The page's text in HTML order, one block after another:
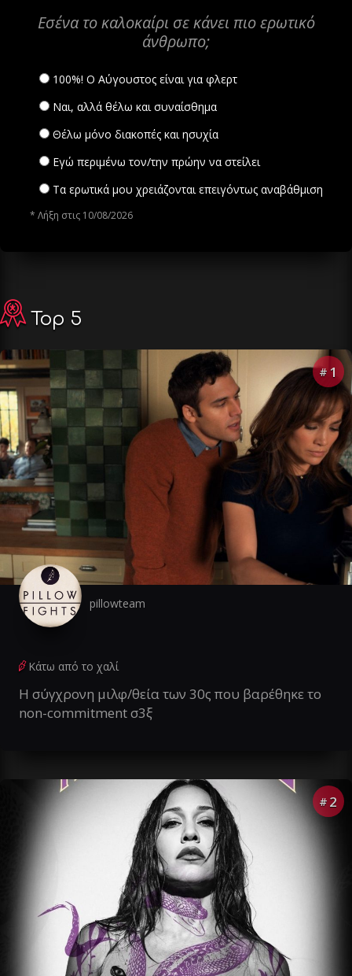
Εσένα το καλοκαίρι σε κάνει πιο ερωτικό
άνθρωπο;
100%! Ο Αύγουστος είναι για φλερτ
Ναι, αλλά θέλω και συναίσθημα
Θέλω μόνο διακοπές και ησυχία
Εγώ περιμένω τον/την πρώην να στείλει
Τα ερωτικά μου χρειάζονται επειγόντως αναβάθμιση
* Λήξη στις 10/08/2026
Top 5
# 1
pillowteam
Κάτω από το χαλί
Η σύγχρονη μιλφ/θεία των 30ς που βαρέθηκε το
non-commitment σ3ξ
# 2